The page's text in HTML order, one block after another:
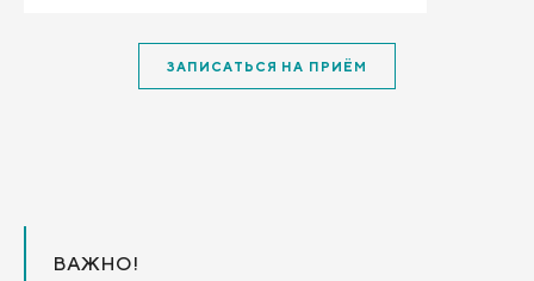
ЗАПИСАТЬСЯ НА ПРИЁМ
ВАЖНО!